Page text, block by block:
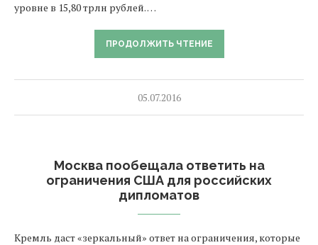
уровне в 15,80 трлн рублей. …
ПРОДОЛЖИТЬ ЧТЕНИЕ
05.07.2016
Москва пообещала ответить на
ограничения США для российских
дипломатов
Кремль даст «зеркальный» ответ на ограничения, которые